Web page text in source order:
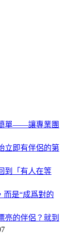
單——讓專業團
立即有伴侶的第
到「有人在等
而是“成爲對的
亮的伴侶？就到